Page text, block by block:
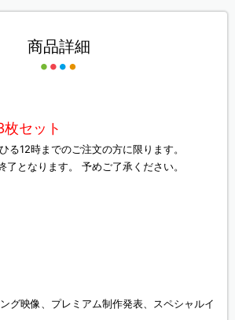
商品詳細
セット
る12時までのご注文の方に限ります。
了となります。 予めご了承ください。
グ映像、プレミアム制作発表、スペシャルイ